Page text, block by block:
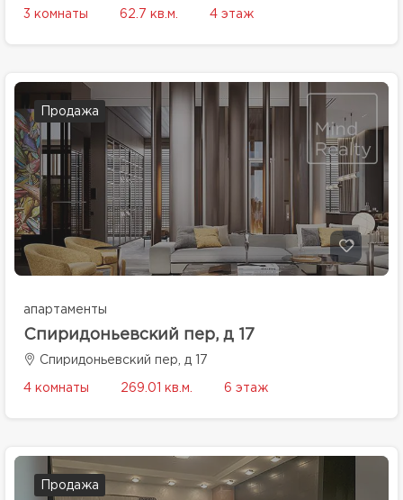
3 комнаты 62.7 кв.м. 4 этаж
Продажа
апартаменты
Спиридоньевский пер, д 17
Спиридоньевский пер, д 17
4 комнаты 269.01 кв.м. 6 этаж
Продажа